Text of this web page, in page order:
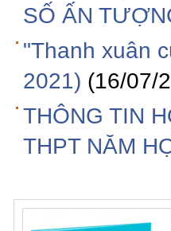
SỐ ẤN
"Thanh xuân
2021) (16/07/
THÔNG TIN
THPT NĂM